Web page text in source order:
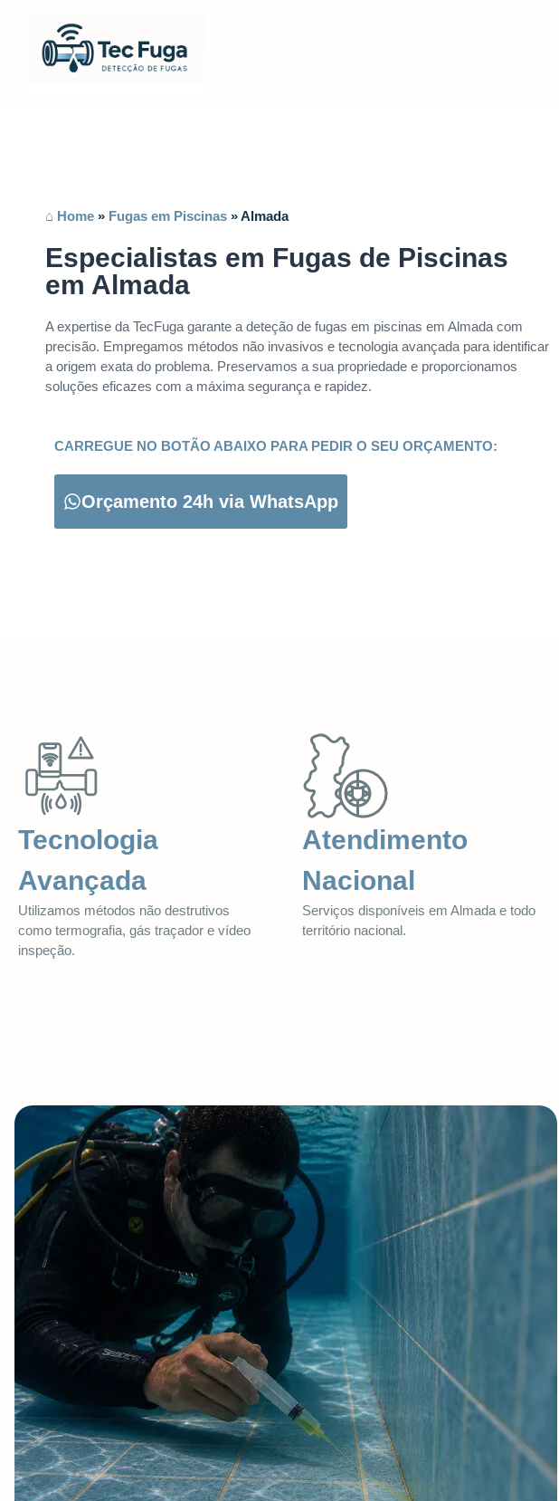
⌂ Home » Fugas em Piscinas »Almada
Especialistas em Fugas de Piscinas
em Almada
A expertise da TecFuga garante a deteção de fugas em piscinas em Almada com
precisão. Empregamos métodos não invasivos e tecnologia avançada para identificar
a origem exata do problema. Preservamos a sua propriedade e proporcionamos
soluções eficazes com a máxima segurança e rapidez.
CARREGUE NO BOTÃO ABAIXO PARA PEDIR O SEU ORÇAMENTO:
Orçamento 24h via WhatsApp
Tecnologia
Avançada
Utilizamos métodos não destrutivos
como termografia, gás traçador e vídeo
inspeção.
Atendimento
Nacional
Serviços disponíveis em Almada e todo
território nacional.